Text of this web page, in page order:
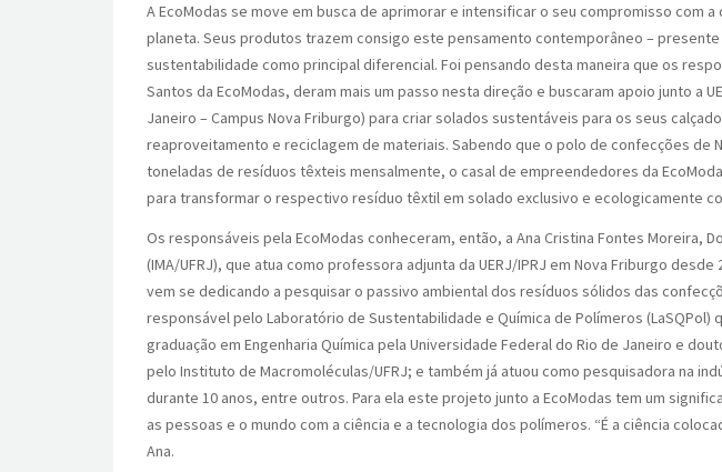
A EcoModas se move em busca de aprimorar e intensificar o seu compromisso com
planeta. Seus produtos trazem consigo este pensamento contemporâneo – presente
sustentabilidade como principal diferencial. Foi pensando desta maneira que os
Santos da EcoModas, deram mais um passo nesta direção e buscaram apoio junto a
Janeiro – Campus Nova Friburgo) para criar solados sustentáveis para os seus
reaproveitamento e reciclagem de materiais. Sabendo que o polo de confecções de
toneladas de resíduos têxteis mensalmente, o casal de empreendedores da
para transformar o respectivo resíduo têxtil em solado exclusivo e ecologicamente
Os responsáveis pela EcoModas conheceram, então, a Ana Cristina Fontes Moreira,
(IMA/UFRJ), que atua como professora adjunta da UERJ/IPRJ em Nova Friburgo desde
vem se dedicando a pesquisar o passivo ambiental dos resíduos sólidos das
responsável pelo Laboratório de Sustentabilidade e Química de Polímeros (LaSQPol)
graduação em Engenharia Química pela Universidade Federal do Rio de Janeiro e
pelo Instituto de Macromoléculas/UFRJ; e também já atuou como pesquisadora na
durante 10 anos, entre outros. Para ela este projeto junto a EcoModas tem um
as pessoas e o mundo com a ciência e a tecnologia dos polímeros. “É a ciência
Ana.